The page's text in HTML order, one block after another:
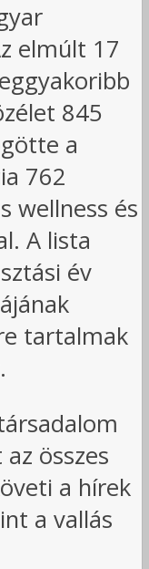
elmúlt 17
845
a
762
wellness és
A lista
év
tartalmak
összes
a hírek
a vallás